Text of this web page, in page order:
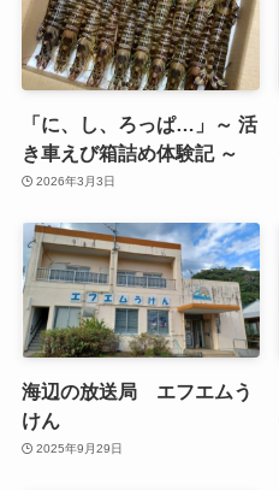
「に、し、ろっぱ…」～ 活
き車えび箱詰め体験記 ～
2026年3月3日
海辺の放送局 エフエムう
けん
2025年9月29日